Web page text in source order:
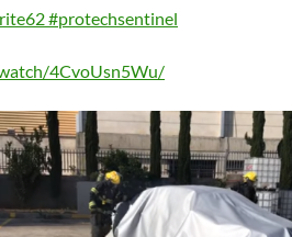
#protechsentinel
4CvoUsn5Wu/